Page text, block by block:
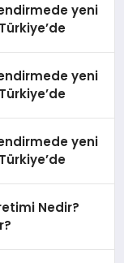
yeni
yeni
yeni
Nedir?